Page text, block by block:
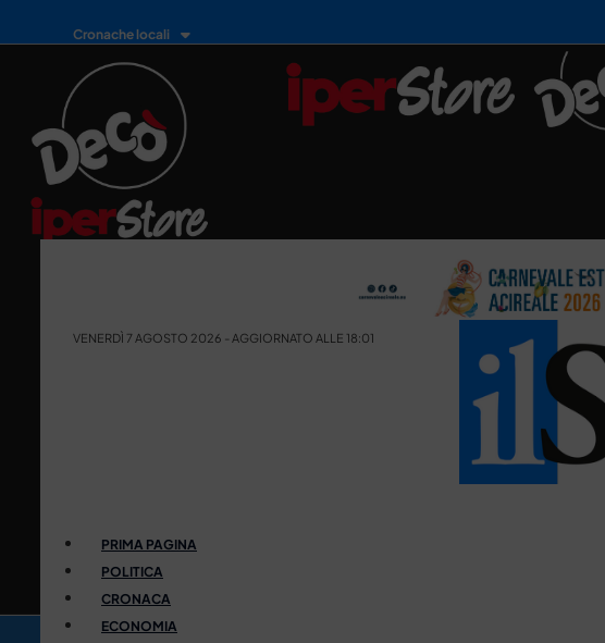
Cronache locali
VENERDÌ 7 AGOSTO 2026 - AGGIORNATO ALLE 18:01
PRIMA PAGINA
POLITICA
CRONACA
ECONOMIA